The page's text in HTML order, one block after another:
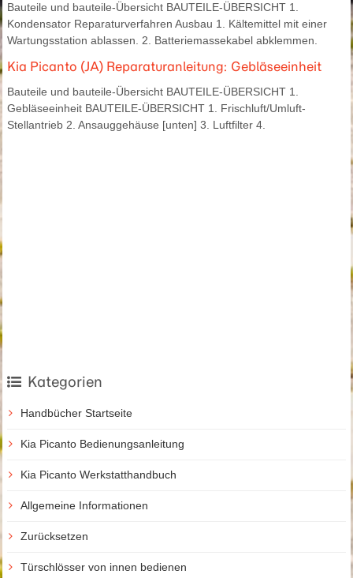
Bauteile und bauteile-Übersicht BAUTEILE-ÜBERSICHT 1.
Kondensator Reparaturverfahren Ausbau 1. Kältemittel mit einer
Wartungsstation ablassen. 2. Batteriemassekabel abklemmen.
Kia Picanto (JA) Reparaturanleitung: Gebläseeinheit
Bauteile und bauteile-Übersicht BAUTEILE-ÜBERSICHT 1.
Gebläseeinheit BAUTEILE-ÜBERSICHT 1. Frischluft/Umluft-
Stellantrieb 2. Ansauggehäuse [unten] 3. Luftfilter 4.
Kategorien
Handbücher Startseite
Kia Picanto Bedienungsanleitung
Kia Picanto Werkstatthandbuch
Allgemeine Informationen
Zurücksetzen
Türschlösser von innen bedienen